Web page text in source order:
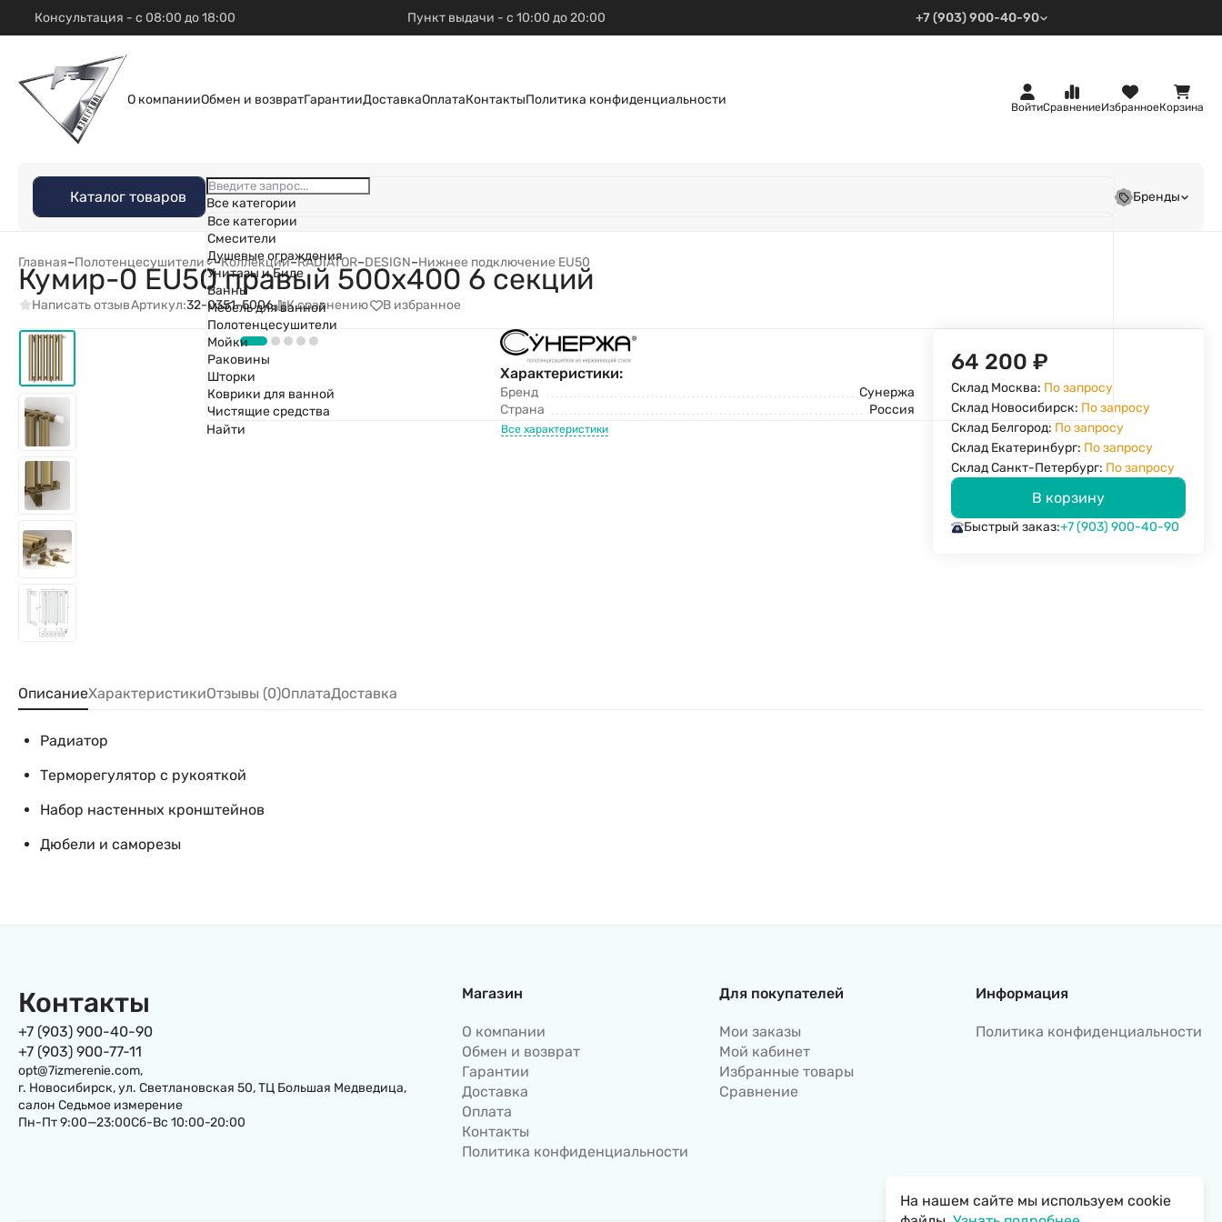
Консультация - с 08:00 до 18:00 Пункт выдачи - с 10:00 до 20:00 +7 (903) 900-40-90
О компанииОбмен и возвратГарантииДоставкаОплатаКонтактыПолитика конфиденциальности
ВойтиСравнениеИзбранноеКорзина
Каталог товаров
Все категории
Все категории
Смесители
Душевые ограждения
Унитазы и Биде
Ванны
Мебель для ванной
Полотенцесушители
Мойки
Раковины
Шторки
Коврики для ванной
Чистящие средства
Найти
Бренды
Главная–Полотенцесушители –Коллекции–RADIATOR–DESIGN–Нижнее подключение EU50
Кумир-0 EU50 правый 500х400 6 секций
Написать отзывАртикул:32-0351-5006 К сравнению В избранное
Характеристики:
Бренд
Сунержа
Страна
Россия
Все характеристики
64 200₽
Склад Москва: По запросу
Склад Новосибирск: По запросу
Склад Белгород: По запросу
Склад Екатеринбург: По запросу
Склад Санкт-Петербург: По запросу
В корзину
Быстрый заказ:+7 (903) 900-40-90
ОписаниеХарактеристикиОтзывы (0)ОплатаДоставка
Радиатор
Терморегулятор с рукояткой
Набор настенных кронштейнов
Дюбели и саморезы
Контакты
+7 (903) 900-40-90
+7 (903) 900-77-11
opt@7izmerenie.com,
г. Новосибирск, ул. Светлановская 50, ТЦ Большая Медведица,
салон Седьмое измерение
Пн-Пт 9:00—23:00Сб-Вс 10:00-20:00
Магазин
О компании
Обмен и возврат
Гарантии
Доставка
Оплата
Контакты
Политика конфиденциальности
Для покупателей
Мои заказы
Мой кабинет
Избранные товары
Сравнение
Информация
Политика конфиденциальности
На нашем сайте мы используем cookie